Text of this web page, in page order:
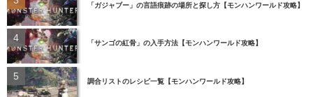
「ガジャブー」の言語痕跡の場所と探し方【モンハンワールド攻略】
「サンゴの紅骨」の入手方法【モンハンワールド攻略】
調合リストのレシピ一覧【モンハンワールド攻略】